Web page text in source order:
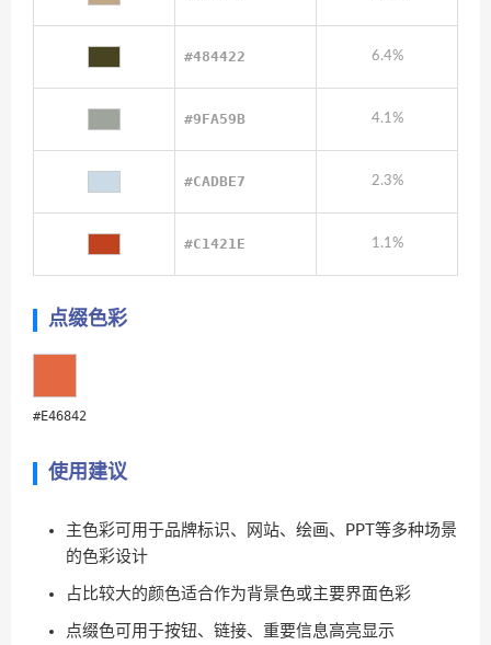
#484422 6.4%
#9FA59B 4.1%
#CADBE7 2.3%
#C1421E 1.1%
点缀色彩
#E46842
使用建议
主色彩可用于品牌标识、网站、绘画、PPT等多种场景
的色彩设计
占比较大的颜色适合作为背景色或主要界面色彩
点缀色可用于按钮、链接、重要信息高亮显示